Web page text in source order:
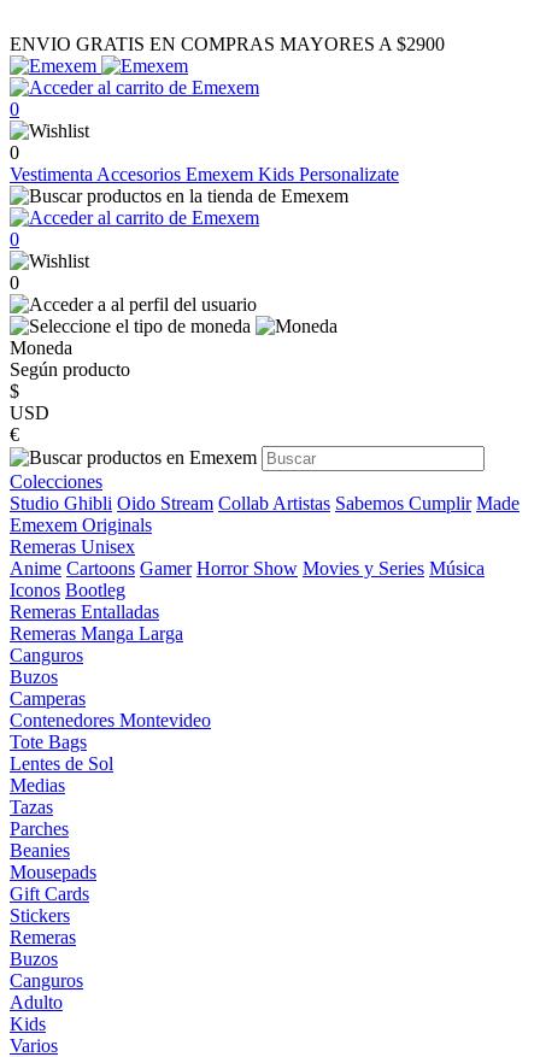
ENVIO GRATIS EN COMPRAS MAYORES A $2900
0
0
Vestimenta Accesorios Emexem Kids Personalizate
0
0
Moneda
Según producto
$
USD
€
Colecciones
Studio Ghibli Oido Stream Collab Artistas Sabemos Cumplir Made
Emexem Originals
Remeras Unisex
Anime Cartoons Gamer Horror Show Movies y Series Música
Iconos Bootleg
Remeras Entalladas
Remeras Manga Larga
Canguros
Buzos
Camperas
Contenedores Montevideo
Tote Bags
Lentes de Sol
Medias
Tazas
Parches
Beanies
Mousepads
Gift Cards
Stickers
Remeras
Buzos
Canguros
Adulto
Kids
Varios